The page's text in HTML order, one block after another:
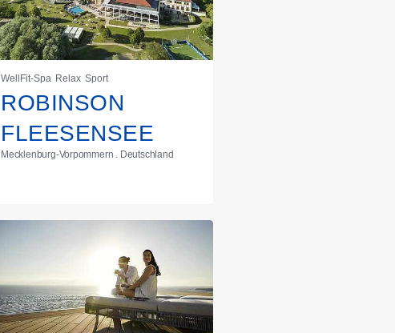
WellFit-Spa Relax Sport
ROBINSON
FLEESENSEE
Mecklenburg-Vorpommern . Deutschland